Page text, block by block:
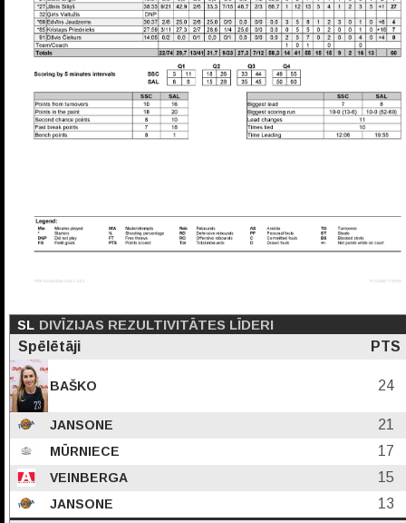
SL DIVĪZIJAS REZULTIVITĀTES LĪDERI
Spēlētāji
PTS
BAŠKO 24
JANSONE 21
MŪRNIECE 17
VEINBERGA 15
JANSONE
13